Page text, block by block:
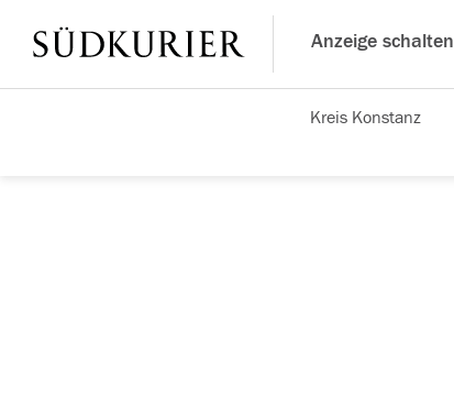
Anzeige schalten
Kreis Konstanz